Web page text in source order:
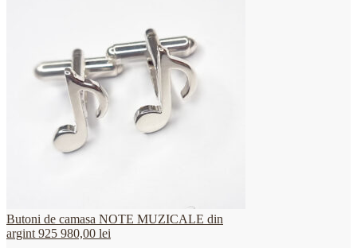
Butoni de camasa NOTE MUZICALE din
argint 925 980,00 lei